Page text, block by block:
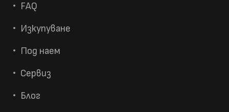
FAQ
Изкупуване
Под наем
Сервиз
Блог